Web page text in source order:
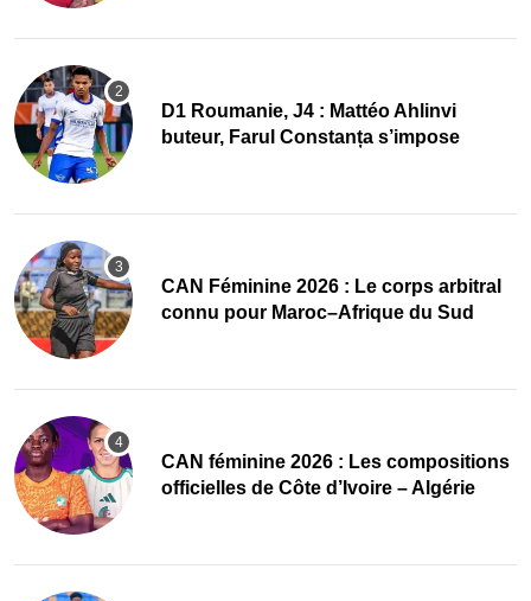
D1 Roumanie, J4 : Mattéo Ahlinvi
buteur, Farul Constanța s’impose
‎CAN Féminine 2026 : Le corps arbitral
connu pour Maroc–Afrique du Sud
‎CAN féminine 2026 : Les compositions
officielles de Côte d’Ivoire – Algérie